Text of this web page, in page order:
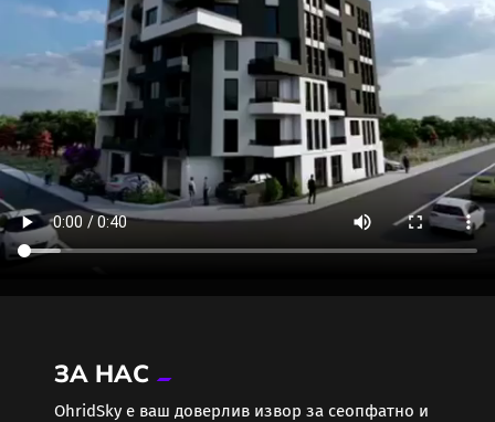
ЗА НАС
ОhridSky е ваш доверлив извор за сеопфатно и